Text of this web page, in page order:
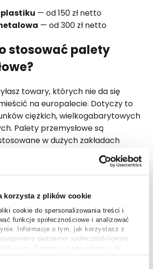
korzysta z plików cookie
cookie do spersonalizowania treści i
funkcje społecznościowe i analizować
Informacje o tym, jak korzystasz z
partnerom społecznościowym,
Partnerzy mogą połączyć te
plastiku — od 150 zł netto
— od 300 zł netto
stosować palety
towary, których nie da się
na europalecie. Dotyczy to
ciężkich, wielkogabarytowych
Palety przemysłowe są
w dużych zakładach
centrach dystrybucyjnych oraz
standardowe 1200×800 mm
ich przy pojedynczych
przesyłkach czy
— wtedy taniej i
się klasyczna paleta euro lub